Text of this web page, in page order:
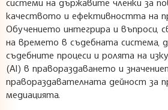
качеството и ефективността на
Обучението интегрира и въпроси,
на времето в съдебната система,
съдебните процеси и ролята на
(AI) в правораздаването и
правораздавателната дейност за
медиацията.